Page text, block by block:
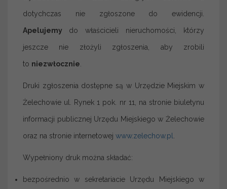
dotychczas nie zgłoszone do ewidencji.
Apelujemy do właścicieli nieruchomości, którzy
jeszcze nie złożyli zgłoszenia, aby zrobili
to niezwłocznie
Druki zgłoszenia dostępne są w Urzędzie Miejskim w
Żelechowie ul. Rynek 1 pok. nr 11, na stronie biuletynu
informacji publicznej Urzędu Miejskiego w Żelechowie
oraz na stronie internetowej www.zelechow.pl
Wypełniony druk można składać:
bezpośrednio w sekretariacie Urzędu Miejskiego w